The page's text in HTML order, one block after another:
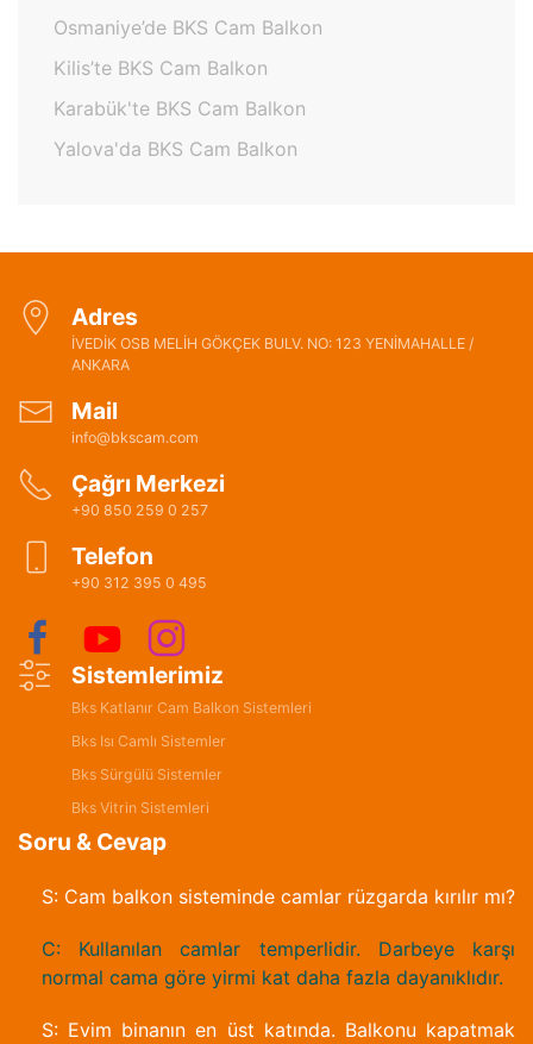
Osmaniye’de BKS Cam Balkon
Kilis’te BKS Cam Balkon
Karabük'te BKS Cam Balkon
Yalova'da BKS Cam Balkon
Adres
İVEDİK OSB MELİH GÖKÇEK BULV. NO: 123 YENİMAHALLE /
ANKARA
Mail
info@bkscam.com
Çağrı Merkezi
+90 850 259 0 257
Telefon
+90 312 395 0 495
Sistemlerimiz
Bks Katlanır Cam Balkon Sistemleri
Bks Isı Camlı Sistemler
Bks Sürgülü Sistemler
Bks Vitrin Sistemleri
Soru & Cevap
S: Cam balkon sisteminde camlar rüzgarda kırılır mı?
C: Kullanılan camlar temperlidir. Darbeye karşı
normal cama göre yirmi kat daha fazla dayanıklıdır.
S: Evim binanın en üst katında. Balkonu kapatmak